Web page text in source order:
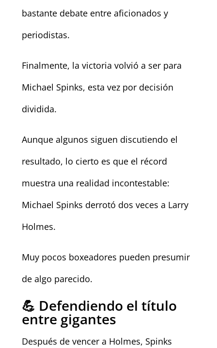
bastante debate entre aficionados y
periodistas.
Finalmente, la victoria volvió a ser para
Michael Spinks, esta vez por decisión
dividida.
Aunque algunos siguen discutiendo el
resultado, lo cierto es que el récord
muestra una realidad incontestable:
Michael Spinks derrotó dos veces a Larry
Holmes.
Muy pocos boxeadores pueden presumir
de algo parecido.
💪 Defendiendo el título
entre gigantes
Después de vencer a Holmes, Spinks